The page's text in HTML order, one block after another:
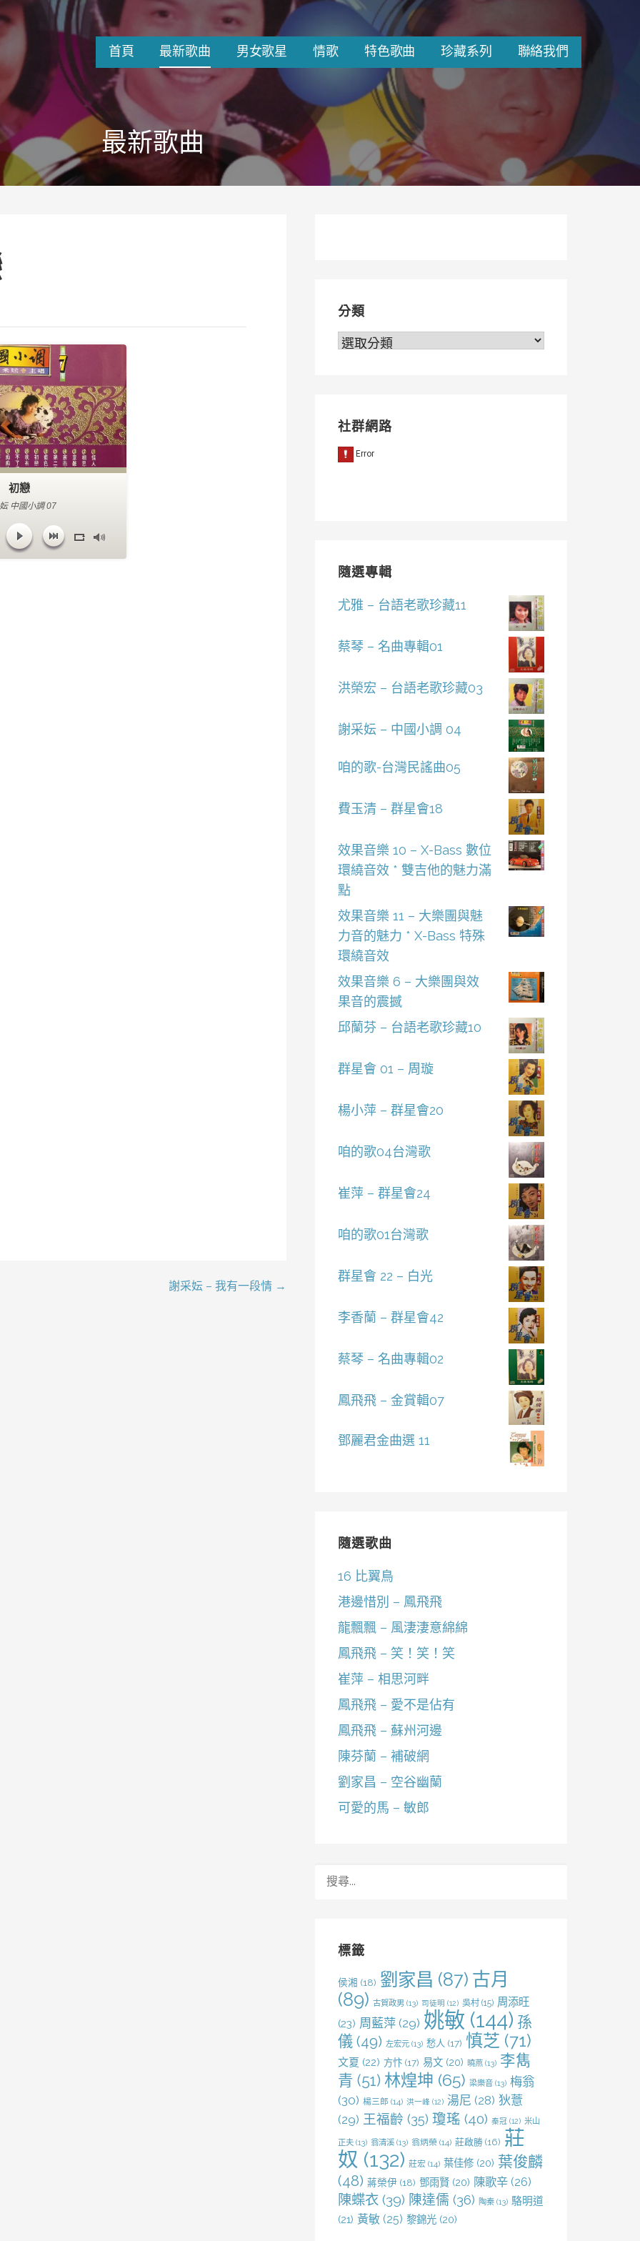
首頁 最新歌曲 男女歌星 情歌 特色歌曲 珍藏系列 聯絡我們
最新歌曲
初戀
中國小調 07
謝采妘 – 我有一段情 →
分類
分
社群網路
隨選專輯
尤雅 – 台語老歌珍藏11
蔡琴 – 名曲專輯01
洪榮宏 – 台語老歌珍藏03
謝采妘 – 中國小調 04
咱的歌-台灣民謠曲05
費玉清 – 群星會18
效果音樂 10 – X-Bass 數位
環繞音效 * 雙吉他的魅力滿
點
效果音樂 11 – 大樂團與魅
力音的魅力 * X-Bass 特殊
環繞音效
效果音樂 6 – 大樂團與效
果音的震撼
邱蘭芬 – 台語老歌珍藏10
群星會 01 – 周璇
楊小萍 – 群星會20
咱的歌04台灣歌
崔萍 – 群星會24
咱的歌01台灣歌
群星會 22 – 白光
李香蘭 – 群星會42
蔡琴 – 名曲專輯02
鳳飛飛 – 金賞輯07
鄧麗君金曲選 11
隨選歌曲
16 比翼鳥
港邊惜別 – 鳳飛飛
龍飄飄 – 風淒淒意綿綿
鳳飛飛 – 笑！笑！笑
崔萍 – 相思河畔
鳳飛飛 – 愛不是佔有
鳳飛飛 – 蘇州河邊
陳芬蘭 – 補破網
劉家昌 – 空谷幽蘭
可愛的馬 – 敏郎
標籤
侯湘 (18) 劉家昌 (87) 古月
(89) 古賀政男 (13) 司徒明 (12) 吳村(15) 周添旺
(23) 周藍萍(29) 姚敏 (144) 孫
儀(49) 左宏元(13) 愁人 (17) 慎芝 (71)
文夏 (22) 方忭(17) 易文(20) 曉燕(13) 李雋
青 (51) 林煌坤 (65) 梁樂音(13) 梅翁
(30) 楊三郎 (14) 洪一峰 (12) 湯尼 (28) 狄薏
(29) 王福齡 (35) 瓊瑤 (40) 秦冠 (12) 米山
正夫(13) 翁清溪(13) 翁炳榮 (14) 莊啟勝(16) 莊
奴 (132) 莊宏(14) 葉佳修(20) 葉俊麟
(48) 蔣榮伊 (18) 鄧雨賢(20) 陳歌辛(26)
陳蝶衣(39) 陳達儒 (36) 陶秦(13) 駱明道
(21) 黃敏(25) 黎錦光(20)